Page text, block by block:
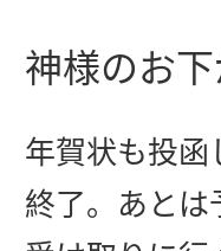
神様のお
年賀状も投函
終了。あとは